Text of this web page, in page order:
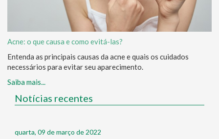
Acne: o que causa e como evitá-las?
Entenda as principais causas da acne e quais os cuidados
necessários para evitar seu aparecimento.
Saiba mais...
Notícias recentes
quarta, 09 de março de 2022